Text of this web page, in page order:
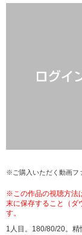
※ご購入いただく動画フ
※この作品の視聴方法
末に保存すること（ダ
す。
1人目。180/80/20。精